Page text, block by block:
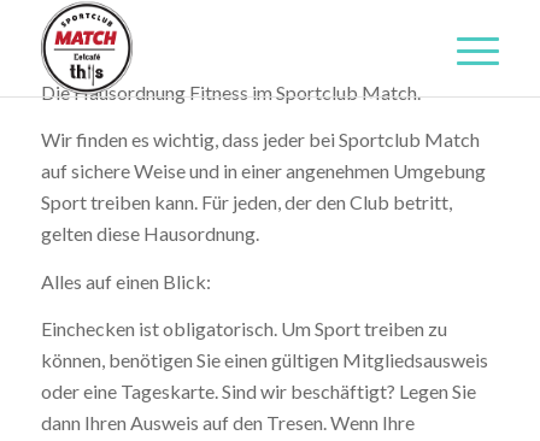
Die Hausordnung Fitness im Sportclub Match.
Wir finden es wichtig, dass jeder bei Sportclub Match
auf sichere Weise und in einer angenehmen Umgebung
Sport treiben kann. Für jeden, der den Club betritt,
gelten diese Hausordnung.
Alles auf einen Blick:
Einchecken ist obligatorisch. Um Sport treiben zu
können, benötigen Sie einen gültigen Mitgliedsausweis
oder eine Tageskarte. Sind wir beschäftigt? Legen Sie
dann Ihren Ausweis auf den Tresen. Wenn Ihre